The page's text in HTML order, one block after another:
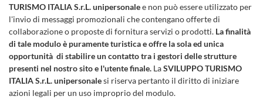
TURISMO ITALIA S.r.L. unipersonalee non può essere utilizzato per
l'invio di messaggi promozionali che contengano offerte di
collaborazione o proposte di fornitura servizi o prodotti. La finalità
di tale modulo è puramente turistica e offre la sola ed unica
opportunità di stabilire un contatto tra i gestori delle strutture
presenti nel nostro sito e l'utente finale. LaSVILUPPO TURISMO
ITALIA S.r.L. unipersonalesi riserva pertanto il diritto di iniziare
azioni legali per un uso improprio del modulo.